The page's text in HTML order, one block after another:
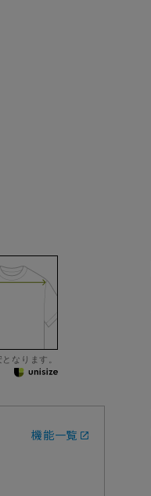
なります。
機能一覧